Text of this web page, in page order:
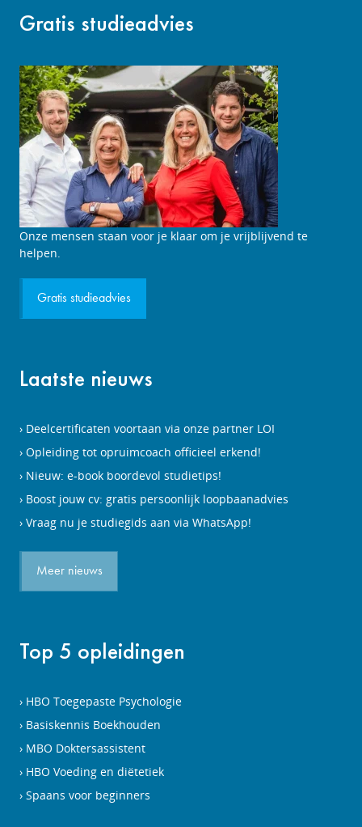
Gratis studieadvies
Studieadviesgesprek
aanvragen
Onze mensen staan voor je klaar om je vrijblijvend te
helpen.
Gratis studieadvies
Laatste nieuws
Deelcertificaten voortaan via onze partner LOI
Opleiding tot opruimcoach officieel erkend!
Nieuw: e-book boordevol studietips!
Boost jouw cv: gratis persoonlijk loopbaanadvies
Vraag nu je studiegids aan via WhatsApp!
Meer nieuws
Top 5 opleidingen
HBO Toegepaste Psychologie
Basiskennis Boekhouden
MBO Doktersassistent
HBO Voeding en diëtetiek
Spaans voor beginners